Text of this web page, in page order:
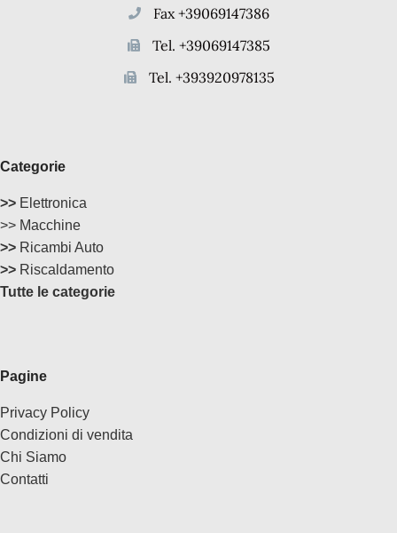
Fax +39069147386
Tel. +39069147385
Tel. +393920978135
Categorie
>> Elettronica
>> Macchine
>> Ricambi Auto
>> Riscaldamento
Tutte le categorie
Pagine
Privacy Policy
Condizioni di vendita
Chi Siamo
Contatti